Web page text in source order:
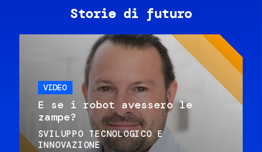
Storie di futuro
VIDEO
E se i robot avessero le
zampe?
SVILUPPO TECNOLOGICO E
INNOVAZIONE